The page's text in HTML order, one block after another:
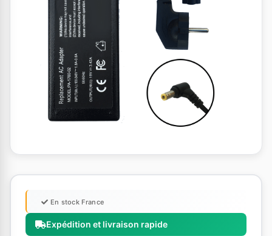
Expédition et livraison rapide
En stock France